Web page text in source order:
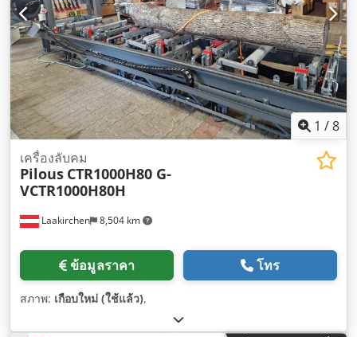
1 /8
Laakirchen 8,504 km
เครื่องลับคม
Pilous CTR1000H80 G-
VCTR1000H80H
ข้อมูลราคา โทร
สภาพ: เกือบใหม่ (ใช้แล้ว),